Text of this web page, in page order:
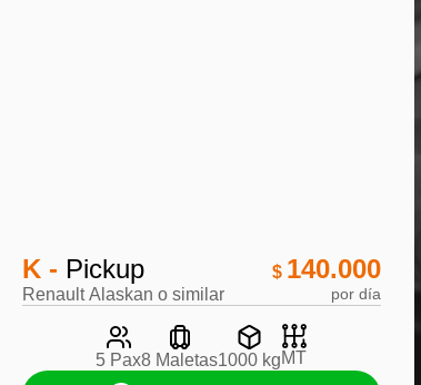
K - Pickup
Renault Alaskan o similar
$ 140.000
por día
5 Pax8 Maletas1000 kgMT